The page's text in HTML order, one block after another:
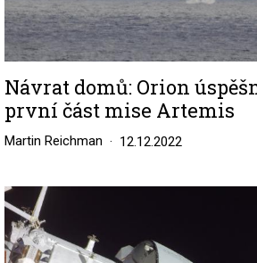
Návrat domů: Orion
první část mise Artemis
Martin Reichman 12.12.2022
Image